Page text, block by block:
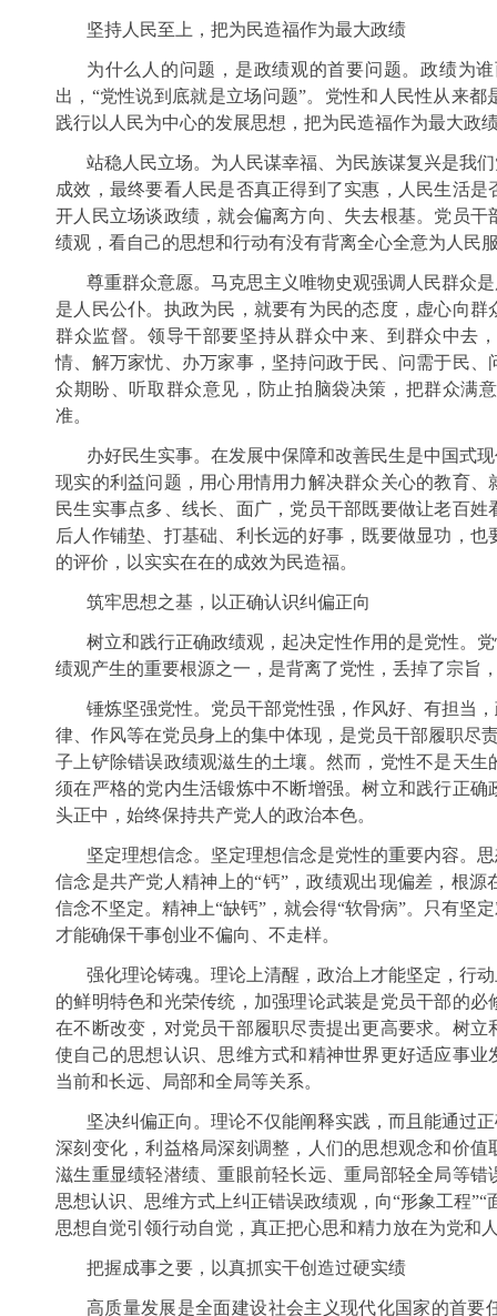
坚持人民至上，把为民造福作为最大政绩
为什么人的问题，是政绩观的首要问题。政绩为
出，“党性说到底就是立场问题”。党性和人民性从来
践行以人民为中心的发展思想，把为民造福作为最大政
站稳人民立场。为人民谋幸福、为民族谋复兴是我
成效，最终要看人民是否真正得到了实惠，人民生活
开人民立场谈政绩，就会偏离方向、失去根基。党员
绩观，看自己的思想和行动有没有背离全心全意为人民
尊重群众意愿。马克思主义唯物史观强调人民群众
是人民公仆。执政为民，就要有为民的态度，虚心向
群众监督。领导干部要坚持从群众中来、到群众中去
情、解万家忧、办万家事，坚持问政于民、问需于民
众期盼、听取群众意见，防止拍脑袋决策，把群众满
准。
办好民生实事。在发展中保障和改善民生是中国式
现实的利益问题，用心用情用力解决群众关心的教育
民生实事点多、线长、面广，党员干部既要做让老百
后人作铺垫、打基础、利长远的好事，既要做显功，
的评价，以实实在在的成效为民造福。
筑牢思想之基，以正确认识纠偏正向
树立和践行正确政绩观，起决定性作用的是党性。
绩观产生的重要根源之一，是背离了党性，丢掉了宗旨
锤炼坚强党性。党员干部党性强，作风好、有担当
律、作风等在党员身上的集中体现，是党员干部履职尽
子上铲除错误政绩观滋生的土壤。然而，党性不是天
须在严格的党内生活锻炼中不断增强。树立和践行正
头正中，始终保持共产党人的政治本色。
坚定理想信念。坚定理想信念是党性的重要内容。
信念是共产党人精神上的“钙”，政绩观出现偏差，根
信念不坚定。精神上“缺钙”，就会得“软骨病”。只有坚
才能确保干事创业不偏向、不走样。
强化理论铸魂。理论上清醒，政治上才能坚定，行
的鲜明特色和光荣传统，加强理论武装是党员干部的
在不断改变，对党员干部履职尽责提出更高要求。树
使自己的思想认识、思维方式和精神世界更好适应事
当前和长远、局部和全局等关系。
坚决纠偏正向。理论不仅能阐释实践，而且能通过
深刻变化，利益格局深刻调整，人们的思想观念和价
滋生重显绩轻潜绩、重眼前轻长远、重局部轻全局等
思想认识、思维方式上纠正错误政绩观，向“形象工程
思想自觉引领行动自觉，真正把心思和精力放在为党和
把握成事之要，以真抓实干创造过硬实绩
高质量发展是全面建设社会主义现代化国家的首